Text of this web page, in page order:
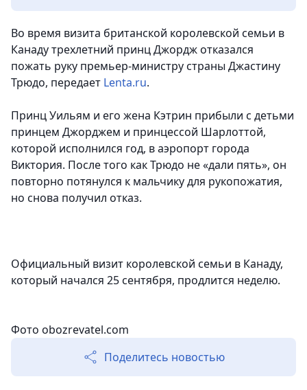
Во время визита британской королевской семьи в
Канаду трехлетний принц Джордж отказался
пожать руку премьер-министру страны Джастину
Трюдо, передает Lenta.ru.
Принц Уильям и его жена Кэтрин прибыли с детьми
принцем Джорджем и принцессой Шарлоттой,
которой исполнился год, в аэропорт города
Виктория. После того как Трюдо не «дали пять», он
повторно потянулся к мальчику для рукопожатия,
но снова получил отказ.
Официальный визит королевской семьи в Канаду,
который начался 25 сентября, продлится неделю.
Фото obozrevatel.com
Поделитесь новостью